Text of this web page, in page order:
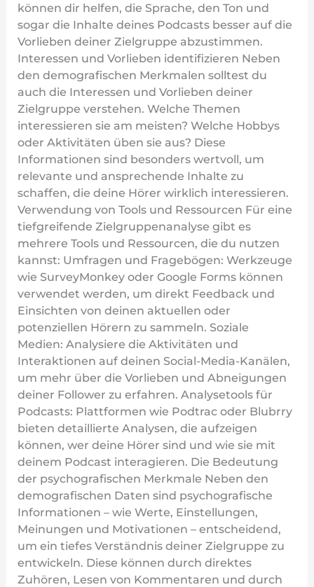
können dir helfen, die Sprache, den Ton und
sogar die Inhalte deines Podcasts besser auf die
Vorlieben deiner Zielgruppe abzustimmen.
Interessen und Vorlieben identifizieren Neben
den demografischen Merkmalen solltest du
auch die Interessen und Vorlieben deiner
Zielgruppe verstehen. Welche Themen
interessieren sie am meisten? Welche Hobbys
oder Aktivitäten üben sie aus? Diese
Informationen sind besonders wertvoll, um
relevante und ansprechende Inhalte zu
schaffen, die deine Hörer wirklich interessieren.
Verwendung von Tools und Ressourcen Für eine
tiefgreifende Zielgruppenanalyse gibt es
mehrere Tools und Ressourcen, die du nutzen
kannst: Umfragen und Fragebögen: Werkzeuge
wie SurveyMonkey oder Google Forms können
verwendet werden, um direkt Feedback und
Einsichten von deinen aktuellen oder
potenziellen Hörern zu sammeln. Soziale
Medien: Analysiere die Aktivitäten und
Interaktionen auf deinen Social-Media-Kanälen,
um mehr über die Vorlieben und Abneigungen
deiner Follower zu erfahren. Analysetools für
Podcasts: Plattformen wie Podtrac oder Blubrry
bieten detaillierte Analysen, die aufzeigen
können, wer deine Hörer sind und wie sie mit
deinem Podcast interagieren. Die Bedeutung
der psychografischen Merkmale Neben den
demografischen Daten sind psychografische
Informationen – wie Werte, Einstellungen,
Meinungen und Motivationen – entscheidend,
um ein tiefes Verständnis deiner Zielgruppe zu
entwickeln. Diese können durch direktes
Zuhören, Lesen von Kommentaren und durch